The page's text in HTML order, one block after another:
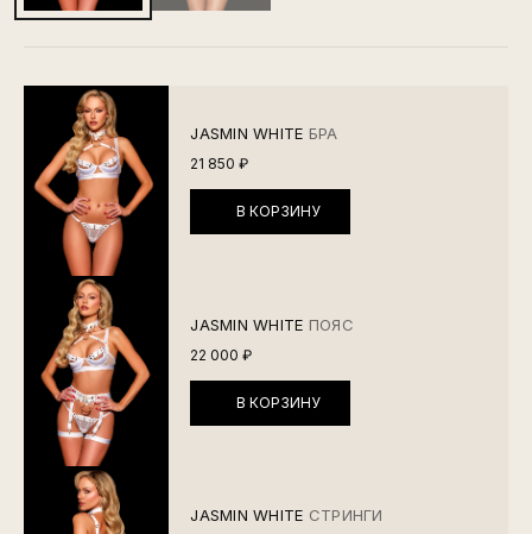
JASMIN WHITE БРА
21 850 ₽
В КОРЗИНУ
JASMIN WHITE ПОЯС
22 000 ₽
В КОРЗИНУ
JASMIN WHITE СТРИНГИ